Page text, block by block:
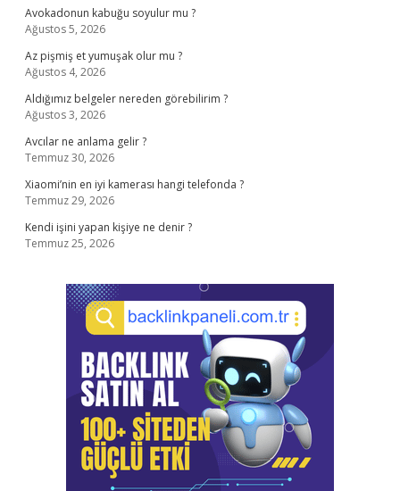
Avokadonun kabuğu soyulur mu ?
Ağustos 5, 2026
Az pişmiş et yumuşak olur mu ?
Ağustos 4, 2026
Aldığımız belgeler nereden görebilirim ?
Ağustos 3, 2026
Avcılar ne anlama gelir ?
Temmuz 30, 2026
Xiaomi’nin en iyi kamerası hangi telefonda ?
Temmuz 29, 2026
Kendi işini yapan kişiye ne denir ?
Temmuz 25, 2026